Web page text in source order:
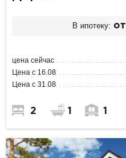
В ипотеку:
цена сейчас
Цена с 16.08
Цена с 31.08
2 1 1